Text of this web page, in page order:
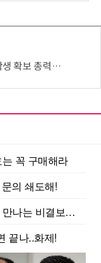
증 경쟁 새 격전지